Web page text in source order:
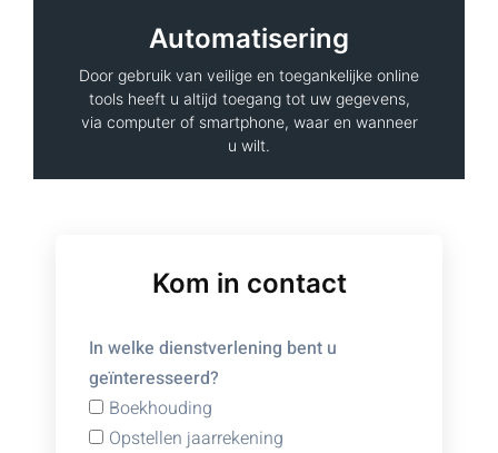
Automatisering
Door gebruik van veilige en toegankelijke online
tools heeft u altijd toegang tot uw gegevens,
via computer of smartphone, waar en wanneer
u wilt.
Kom in contact
In welke dienstverlening bent u
geïnteresseerd?
Boekhouding
Opstellen jaarrekening